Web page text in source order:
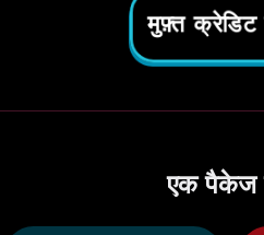
मुफ़्त
एक पैकेज